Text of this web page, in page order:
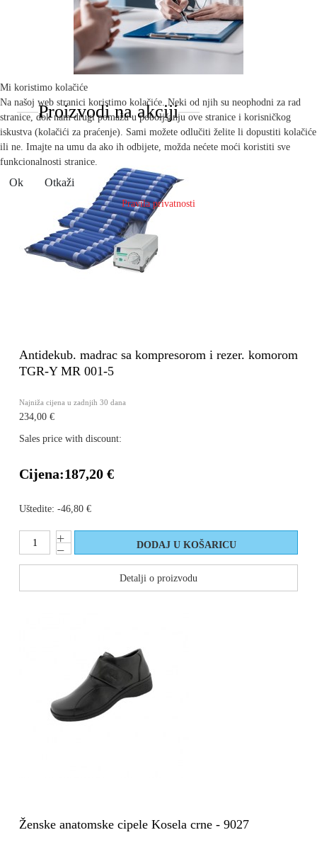
Proizvodi na akciji
Antidekub. madrac sa kompresorom i rezer. komorom
TGR-Y MR 001-5
Najniža cijena u zadnjih 30 dana
234,00 €
Sales price with discount:
Cijena:187,20 €
Uštedite: -46,80 €
Detalji o proizvodu
Ženske anatomske cipele Kosela crne - 9027
Mi koristimo kolačiće
Na našoj web stranici koristimo kolačiće. Neki od njih su neophodni za rad
stranice, dok nam drugi pomažu u poboljšanju ove stranice i korisničkog
iskustva (kolačići za praćenje). Sami možete odlučiti želite li dopustiti kolačiće
ili ne. Imajte na umu da ako ih odbijete, možda nećete moći koristiti sve
funkcionalnosti stranice.
Ok Otkaži
Pravila privatnosti